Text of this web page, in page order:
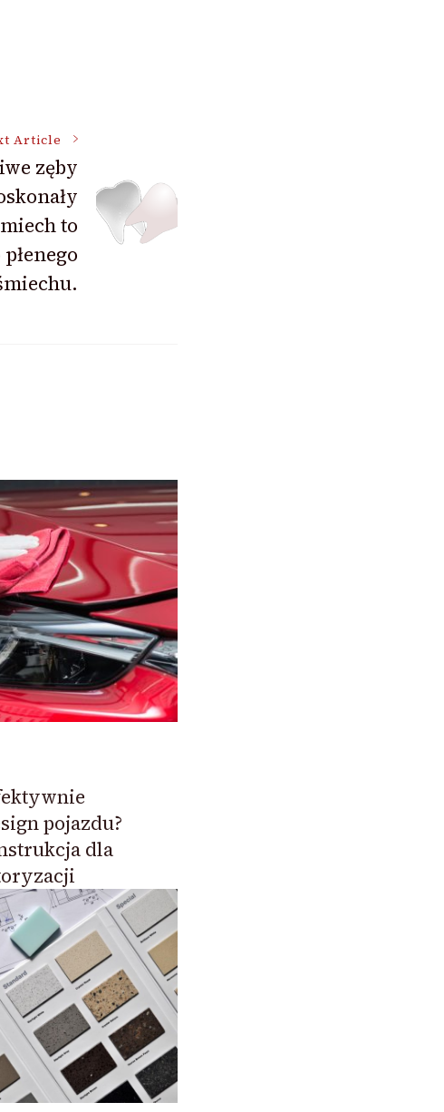
Article
zęby
to
pojazdu?
dla